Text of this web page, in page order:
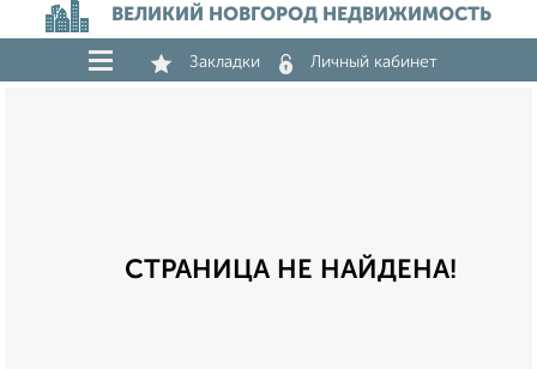
ВЕЛИКИЙ НОВГОРОД НЕДВИЖИМОСТЬ
Закладки Личный кабинет
СТРАНИЦА НЕ НАЙДЕНА!